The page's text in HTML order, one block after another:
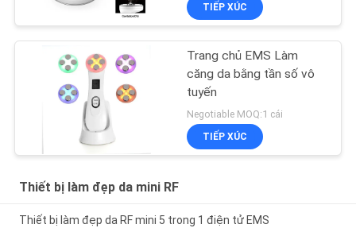
TIẾP XÚC
Trang chủ EMS Làm
căng da bằng tần số vô
tuyến
Negotiable MOQ:1 cái
TIẾP XÚC
Thiết bị làm đẹp da mini RF
Thiết bị làm đẹp da RF mini 5 trong 1 điện tử EMS